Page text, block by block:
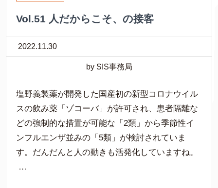
Vol.51 人だからこそ、の接客
2022.11.30
by SIS事務局
塩野義製薬が開発した国産初の新型コロナウイル
スの飲み薬「ゾコーバ」が許可され、患者隔離な
どの強制的な措置が可能な「2類」から季節性イ
ンフルエンザ並みの「5類」が検討されていま
す。だんだんと人の動きも活発化していますね。
…